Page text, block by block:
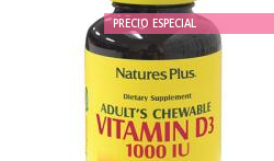
PRECIO ESPECIAL